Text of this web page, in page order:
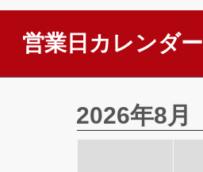
営業日カレンダー
2026年8月